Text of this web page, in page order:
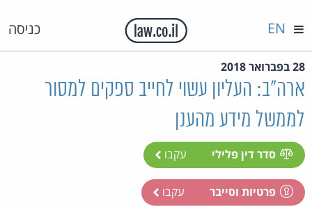
כניסה EN
28 בפברואר 2018
ארה"ב: העליון עשוי לחייב ספקים למסור
לממשל מידע מהענן
סדר דין פלילי עקבו
פרטיות וסייבר עקבו